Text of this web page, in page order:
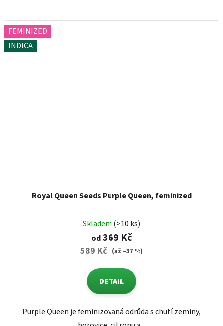
FEMINIZED
INDICA
Royal Queen Seeds Purple Queen, feminized
Skladem (>10 ks)
od369 Kč
589 Kč (až –37 %)
DETAIL
Purple Queen je feminizovaná odrůda s chutí zeminy,